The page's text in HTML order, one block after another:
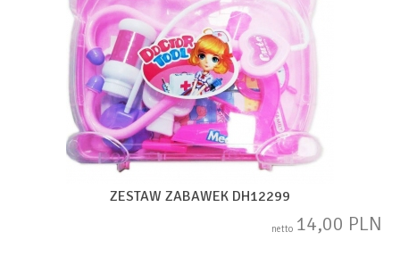
ZESTAW ZABAWEK DH12299
netto 14,00 PLN